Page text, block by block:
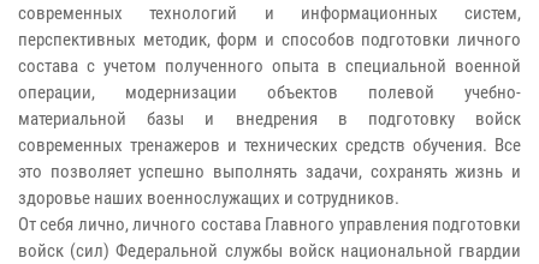
современных технологий и информационных систем,
перспективных методик, форм и способов подготовки личного
состава с учетом полученного опыта в специальной военной
операции, модернизации объектов полевой учебно-
материальной базы и внедрения в подготовку войск
современных тренажеров и технических средств обучения. Все
это позволяет успешно выполнять задачи, сохранять жизнь и
здоровье наших военнослужащих и сотрудников.
От себя лично, личного состава Главного управления подготовки
войск (сил) Федеральной службы войск национальной гвардии